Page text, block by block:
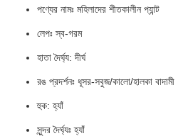
পণ্যের নামঃ মহিলাদের শীতকালীন প্যান্ট
লেপঃ স্ব-গরম
হাতা দৈর্ঘ্য: দীর্ঘ
রঙ প্রদর্শনঃ ধূসর-সবুজ/কালো/হালকা বাদামী
হুক: হ্যাঁ
সুন্দর দৈর্ঘ্যঃ হ্যাঁ